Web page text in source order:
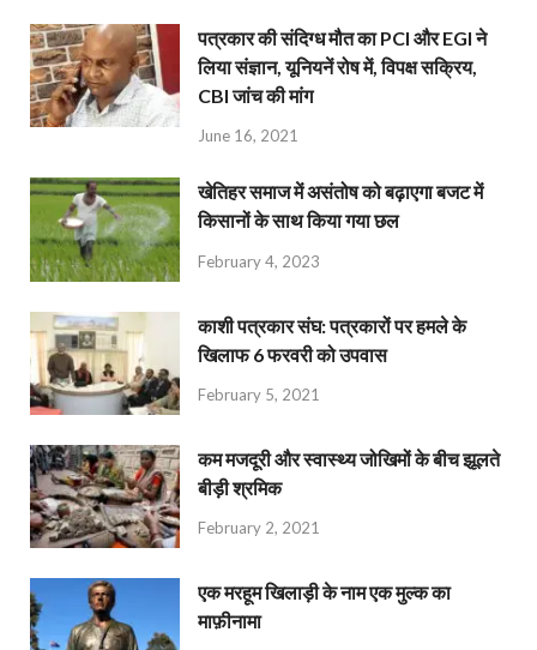
पत्रकार की संदिग्ध मौत का PCI और EGI ने
लिया संज्ञान, यूनियनें रोष में, विपक्ष सक्रिय,
CBI जांच की मांग
June 16, 2021
खेतिहर समाज में असंतोष को बढ़ाएगा बजट में
किसानों के साथ किया गया छल
February 4, 2023
काशी पत्रकार संघ: पत्रकारों पर हमले के
खिलाफ 6 फरवरी को उपवास
February 5, 2021
कम मजदूरी और स्वास्थ्य जोखिमों के बीच झूलते
बीड़ी श्रमिक
February 2, 2021
एक मरहूम खिलाड़ी के नाम एक मुल्क का
माफ़ीनामा